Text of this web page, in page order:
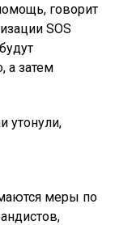
говорит
SOS
а затем
утонули,
меры по